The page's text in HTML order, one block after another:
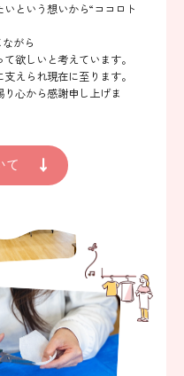
いという想いから“ココロト
がら
欲しいと考えています。
えられ現在に至ります。
心から感謝申し上げま
て